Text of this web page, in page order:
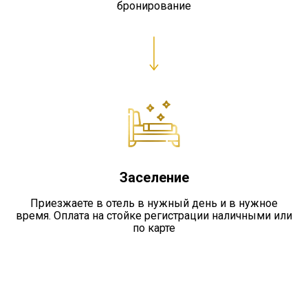
бронирование
Заселение
Приезжаете в отель в нужный день и в нужное
время. Оплата на стойке регистрации наличными или
по карте